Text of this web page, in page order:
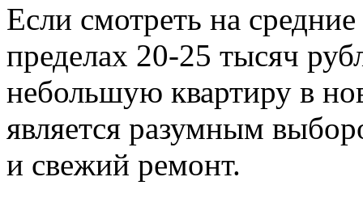
Если смотреть на
пределах 20-25 тысяч
небольшую квартиру в
является разумным
и свежий ремонт.